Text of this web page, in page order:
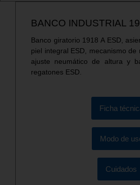
BANCO INDUSTRIAL
Banco giratorio 1918 A ESD,
piel integral ESD, mecanismo de
ajuste neumático de altura y
regatones ESD.
Ficha
Modo de
Cuidados